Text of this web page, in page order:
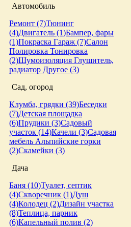
Автомобиль
Ремонт (7)Тюнинг
(4)Двигатель (1)Бампер, фары
(1)Покраска Гараж (7)Салон
Полировка Тонировка
(2)Шумоизоляция Глушитель,
радиатор Другое (3)
Сад, огород
Клумба, грядки (39)Беседки
(7)Детская площадка
(6)Прудики (3)Садовый
участок (14)Качели (3)Садовая
мебель Альпийские горки
(2)Скамейки (3)
Дача
Баня (10)Туалет, септик
(4)Скворечник (1)Душ
(4)Колодец (2)Дизайн участка
(8)Теплица, парник
(6)Капельный полив (2)